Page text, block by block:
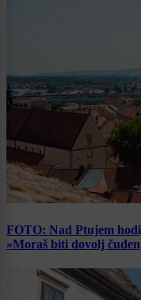
FOTO: Nad Ptujem
»Moraš biti dovolj